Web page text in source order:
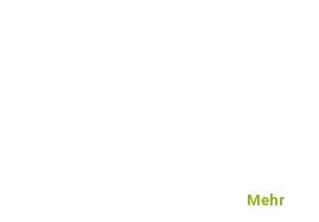
Mehr